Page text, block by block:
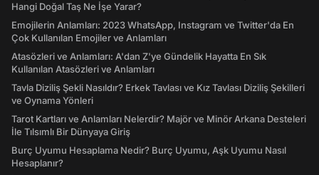
Hangi Doğal Taş Ne İşe Yarar?
Emojilerin Anlamları: 2023 WhatsApp, Instagram ve Twitter'da En
Çok Kullanılan Emojiler ve Anlamları
Atasözleri ve Anlamları: A'dan Z'ye Gündelik Hayatta En Sık
Kullanılan Atasözleri ve Anlamları
Tavla Diziliş Şekli Nasıldır? Erkek Tavlası ve Kız Tavlası Diziliş Şekilleri
ve Oynama Yönleri
Tarot Kartları ve Anlamları Nelerdir? Majör ve Minör Arkana Desteleri
İle Tılsımlı Bir Dünyaya Giriş
Burç Uyumu Hesaplama Nedir? Burç Uyumu, Aşk Uyumu Nasıl
Hesaplanır?